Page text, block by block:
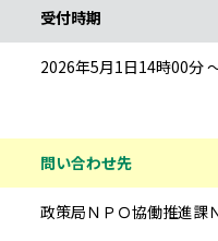
受付時期
2026年5月1日14時00分
問い合わせ先
政策局ＮＰＯ協働推進課